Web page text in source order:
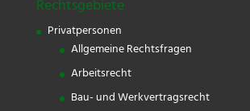
Rechtsgebiete
Privatpersonen
Allgemeine Rechtsfragen
Arbeitsrecht
Bau- und Werkvertragsrecht